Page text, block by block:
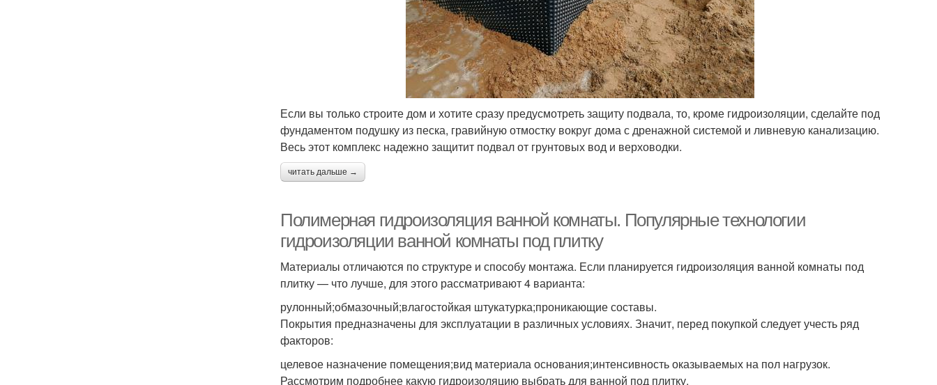
Если вы только строите дом и хотите сразу предусмотреть защиту подвала, то, кроме гидроизоляции, сделайте под
фундаментом подушку из песка, гравийную отмостку вокруг дома с дренажной системой и ливневую канализацию.
Весь этот комплекс надежно защитит подвал от грунтовых вод и верховодки.
читать дальше →
Полимерная гидроизоляция ванной комнаты. Популярные технологии
гидроизоляции ванной комнаты под плитку
Материалы отличаются по структуре и способу монтажа. Если планируется гидроизоляция ванной комнаты под
плитку — что лучше, для этого рассматривают 4 варианта:
рулонный;обмазочный;влагостойкая штукатурка;проникающие составы.
Покрытия предназначены для эксплуатации в различных условиях. Значит, перед покупкой следует учесть ряд
факторов:
целевое назначение помещения;вид материала основания;интенсивность оказываемых на пол нагрузок.
Рассмотрим подробнее какую гидроизоляцию выбрать для ванной под плитку.